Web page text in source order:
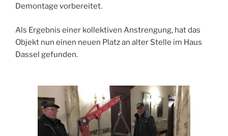
Demontage vorbereitet.
Als Ergebnis einer kollektiven Anstrengung, hat das
Objekt nun einen neuen Platz an alter Stelle im Haus
Dassel gefunden.